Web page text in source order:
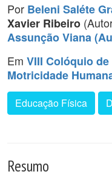
Por Beleni Saléte
Xavier Ribeiro
Assunção Viana
Em VIII Colóquio
Motricidade
Educação Física
Resumo